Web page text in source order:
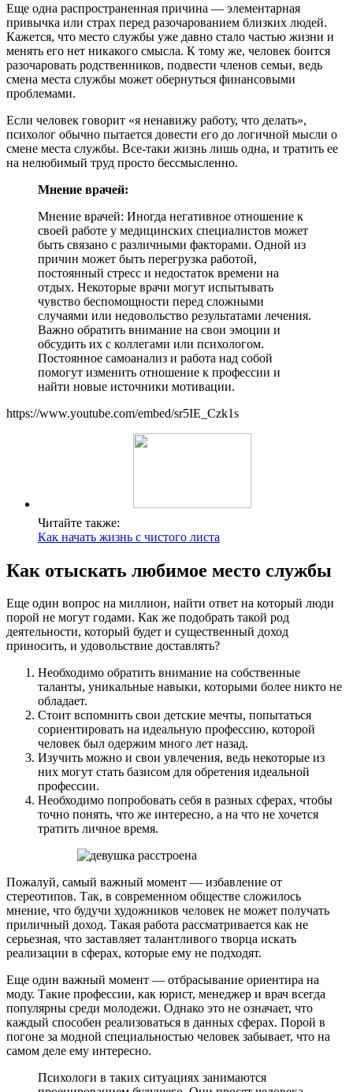
Еще одна распространенная причина — элементарная
привычка или страх перед разочарованием близких людей.
Кажется, что место службы уже давно стало частью жизни и
менять его нет никакого смысла. К тому же, человек боится
разочаровать родственников, подвести членов семьи, ведь
смена места службы может обернуться финансовыми
проблемами.
Если человек говорит «я ненавижу работу, что делать»,
психолог обычно пытается довести его до логичной мысли о
смене места службы. Все-таки жизнь лишь одна, и тратить ее
на нелюбимый труд просто бессмысленно.
Мнение врачей:
Мнение врачей: Иногда негативное отношение к
своей работе у медицинских специалистов может
быть связано с различными факторами. Одной из
причин может быть перегрузка работой,
постоянный стресс и недостаток времени на
отдых. Некоторые врачи могут испытывать
чувство беспомощности перед сложными
случаями или недовольство результатами лечения.
Важно обратить внимание на свои эмоции и
обсудить их с коллегами или психологом.
Постоянное самоанализ и работа над собой
помогут изменить отношение к профессии и
найти новые источники мотивации.
https://www.youtube.com/embed/sr5IE_Czk1s
Читайте также:
Как начать жизнь с чистого листа
Как отыскать любимое место службы
Еще один вопрос на миллион, найти ответ на который люди
порой не могут годами. Как же подобрать такой род
деятельности, который будет и существенный доход
приносить, и удовольствие доставлять?
Необходимо обратить внимание на собственные
таланты, уникальные навыки, которыми более никто не
обладает.
Стоит вспомнить свои детские мечты, попытаться
сориентировать на идеальную профессию, которой
человек был одержим много лет назад.
Изучить можно и свои увлечения, ведь некоторые из
них могут стать базисом для обретения идеальной
профессии.
Необходимо попробовать себя в разных сферах, чтобы
точно понять, что же интересно, а на что не хочется
тратить личное время.
Пожалуй, самый важный момент — избавление от
стереотипов. Так, в современном обществе сложилось
мнение, что будучи художников человек не может получать
приличный доход. Такая работа рассматривается как не
серьезная, что заставляет талантливого творца искать
реализации в сферах, которые ему не подходят.
Еще один важный момент — отбрасывание ориентира на
моду. Такие профессии, как юрист, менеджер и врач всегда
популярны среди молодежи. Однако это не означает, что
каждый способен реализоваться в данных сферах. Порой в
погоне за модной специальностью человек забывает, что на
самом деле ему интересно.
Психологи в таких ситуациях занимаются